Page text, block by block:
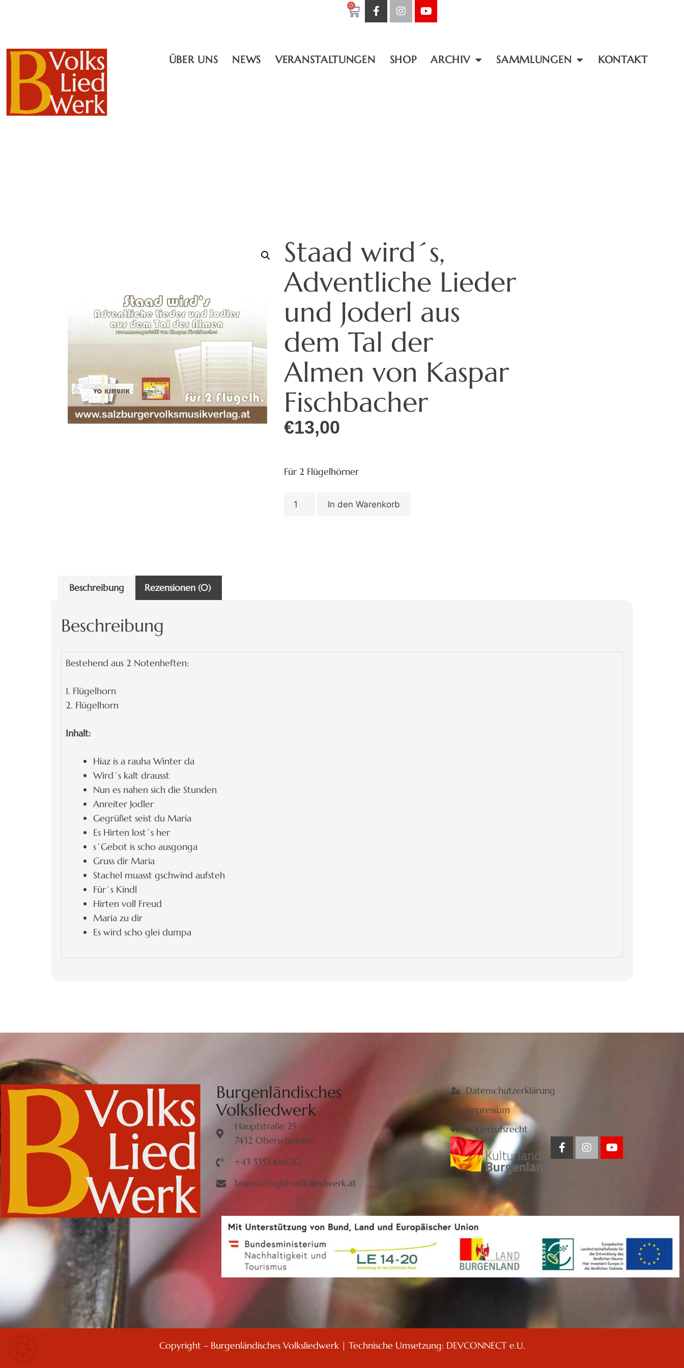
0
ÜBER UNS NEWS VERANSTALTUNGEN SHOP ARCHIV SAMMLUNGEN KONTAKT
Staad wird´s,
Adventliche Lieder
und Joderl aus
dem Tal der
Almen von Kaspar
Fischbacher
€13,00
Für 2 Flügelhörner
In den Warenkorb
Beschreibung Rezensionen (0)
Beschreibung
Bestehend aus 2 Notenheften:
1. Flügelhorn
2. Flügelhorn
Inhalt:
Hiaz is a rauha Winter da
Wird´s kalt drausst
Nun es nahen sich die Stunden
Anreiter Jodler
Gegrüßet seist du Maria
Es Hirten lost´s her
s´Gebot is scho ausgonga
Gruss dir Maria
Stachel muasst gschwind aufsteh
Für´s Kindl
Hirten voll Freud
Maria zu dir
Es wird scho glei dumpa
Burgenländisches
Volksliedwerk
Hauptstraße 25
7432 Oberschützen
+43 3353 616012
buero@bgld-volksliedwerk.at
Datenschutzerklärung
Impressum
Widerrufsrecht
Copyright – Burgenländisches Volksliedwerk | Technische Umsetzung: DEVCONNECT e.U.